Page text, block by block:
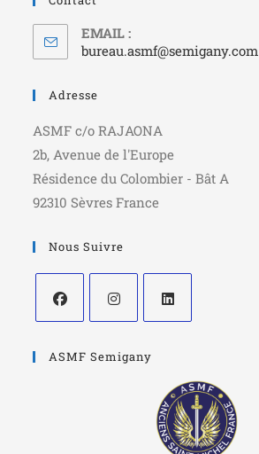
EMAIL :
bureau.asmf@semigany.com
Adresse
ASMF c/o RAJAONA
2b, Avenue de l'Europe
Résidence du Colombier - Bât A
92310 Sèvres France
Nous Suivre
ASMF Semigany